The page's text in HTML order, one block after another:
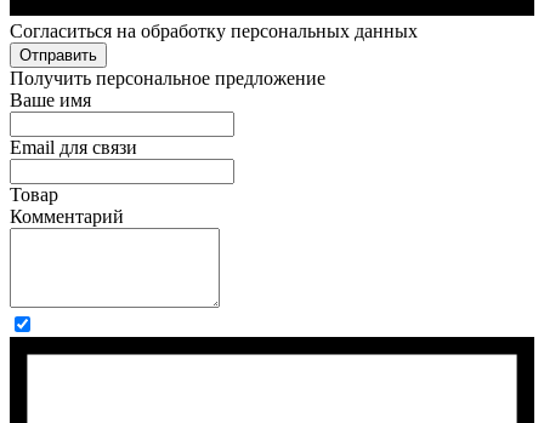
Cогласиться на обработку персональных данных
Отправить
Получить персональное предложение
Ваше имя
Email для связи
Товар
Комментарий